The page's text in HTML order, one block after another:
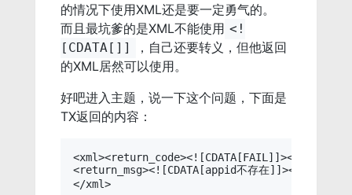
的情况下使用XML还是要一定勇气的。
而且最坑爹的是XML不能使用 <!
[CDATA[]]
，自己还要转义，但他返回
的XML居然可以使用。
好吧进入主题，说一下这个问题，下面是
TX返回的内容：
<xml><return_code><![CDATA[FAIL]]></
<return_msg><![CDATA[appid不存在]]></
</xml>